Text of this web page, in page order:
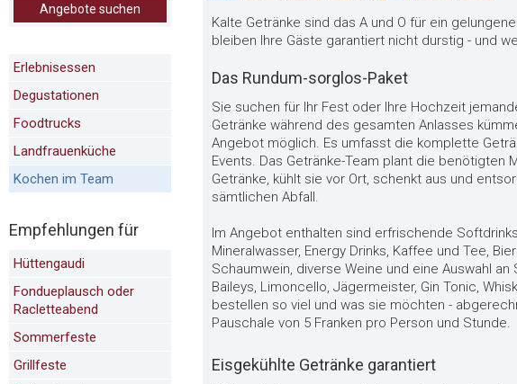
Angebote suchen
Erlebnisessen
Degustationen
Foodtrucks
Landfrauenküche
Kochen im Team
Empfehlungen für
Hüttengaudi
Fondueplausch oder
Racletteabend
Sommerfeste
Grillfeste
Kalte Getränke sind das A und O für ein
bleiben Ihre Gäste garantiert nicht durstig - und
Das Rundum-sorglos-Paket
Sie suchen für Ihr Fest oder Ihre Hochzeit
Getränke während des gesamten Anlasses
Angebot möglich. Es umfasst die komplette
Events. Das Getränke-Team plant die benötigten
Getränke, kühlt sie vor Ort, schenkt aus und
sämtlichen Abfall.
Im Angebot enthalten sind erfrischende
Mineralwasser, Energy Drinks, Kaffee und Tee,
Schaumwein, diverse Weine und eine Auswahl
Baileys, Limoncello, Jägermeister, Gin Tonic,
bestellen so viel und was sie möchten -
Pauschale von 5 Franken pro Person und Stunde.
Eisgekühlte Getränke garantiert